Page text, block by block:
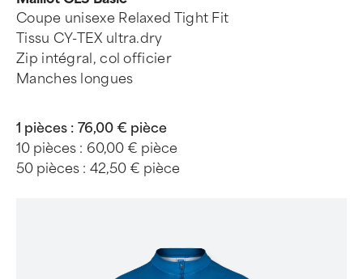
Coupe unisexe Relaxed Tight Fit
Tissu CY-TEX ultra.dry
Zip intégral, col officier
Manches longues
1 pièces : 76,00 € pièce
10 pièces : 60,00 € pièce
50 pièces : 42,50 € pièce